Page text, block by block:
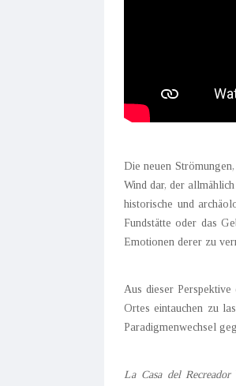
Die neuen
Wind dar, der
historische und
Fundstätte oder das
Emotionen derer zu
Aus dieser
Ortes eintauchen zu
Paradigmenwechsel
La Casa del Recreador